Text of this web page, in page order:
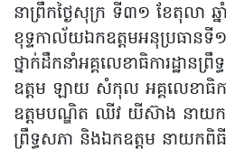
នាព្រឹកថ្ងៃសុក្រ ទី៣១ ខែតុលា ឆ្
ខុទ្ទកាល័យឯកឧត្តមអនុប្រធានទី១
ថ្នាក់ដឹកនាំអគ្គលេខាធិការដ្ឋាន
ឧត្តម ឡាយ សំកុល អគ្គលេខាធិ
ឧត្តមបណ្ឌិត ឈីវ យីស៊ាង នាយក
ព្រឹទ្ធសភា និងឯកឧត្តម នាយកពិធី